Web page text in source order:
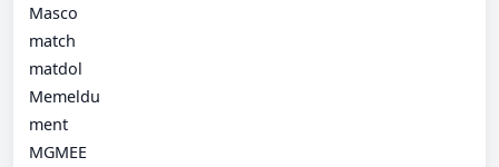
Masco
match
matdol
Memeldu
ment
MGMEE